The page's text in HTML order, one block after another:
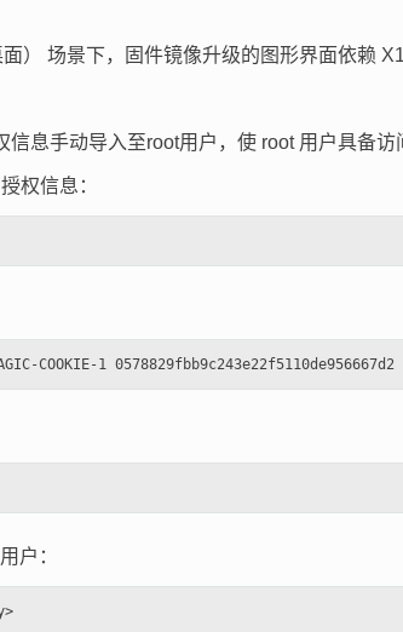
） 场景下，固件镜像升级的图形界面依赖
信息手动导入至root用户，使 root 用户具备
权信息：
user-pc/unix:15 MIT-MAGIC-COOKIE-1 0578829fbb9c243e22f5110de956667d2
户：
xauth add <xauth-entry>